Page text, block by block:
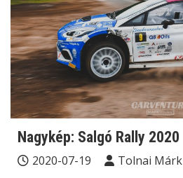
Nagykép: Salgó Rally 2020
2020-07-19 Tolnai Márk